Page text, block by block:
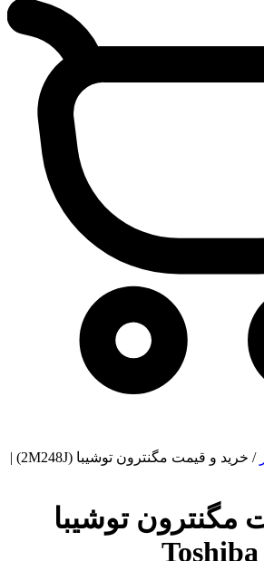
/ خرید و قیمت مگنترون توشیبا (2M248J) |
مگنترون توشیبا